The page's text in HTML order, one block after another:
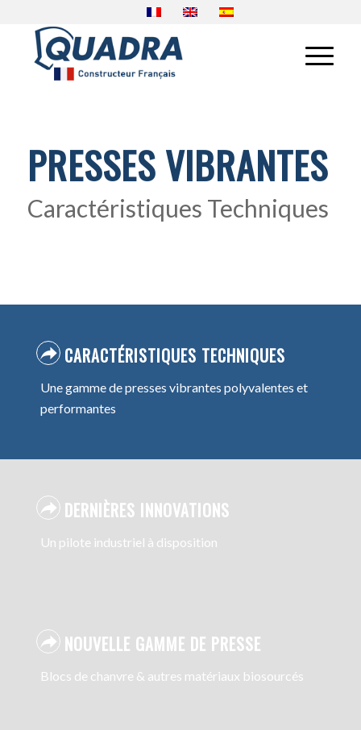
PRESSES VIBRANTES
Caractéristiques Techniques
CARACTÉRISTIQUES TECHNIQUES
Une gamme de presses vibrantes polyvalentes et
performantes
DERNIÈRES INNOVATIONS
Un pilote industriel à disposition
NOUVELLE GAMME DE PRESSE
Blocs de chanvre & autres matériaux biosourcés